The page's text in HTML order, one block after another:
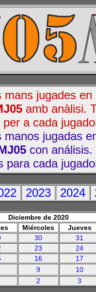
mans jugades en
amb anàlisi.
a cada
manos jugadas
con análisis.
para cada
2023 2024
Diciembre de 2020
Miércoles Jueves
30 31
23 24
16 17
9 10
2 3